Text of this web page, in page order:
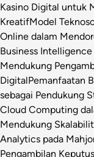
Kasino Digital untuk
KreatifModel
Online dalam
Business
Mendukung
DigitalPemanfaatan
sebagai Pendukung
Cloud Computing
Mendukung
Analytics pada
Pengambilan